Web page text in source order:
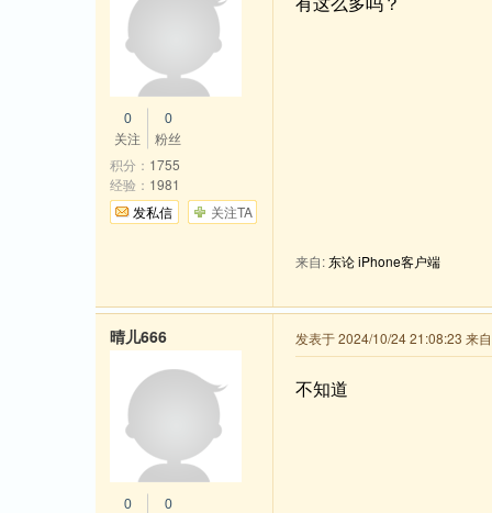
来自:东论 iPhone客户端
0
关注
0
粉丝
积分： 1755
经验： 1981
发私信
关注TA
发表于 2024/10/24 21:08:23 来
不知道
晴儿666
0 0